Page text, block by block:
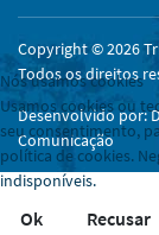
Copyright © 2026
Todos os direitos
Desenvolvido por:
Comunicação
Nós usamos cookies
Usamos cookies ou
seu consentimento,
política de cookies.
indisponíveis.
Ok Recusar